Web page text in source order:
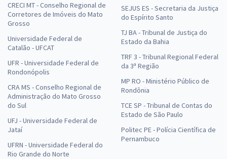
CRECI MT - Conselho Regional de
Corretores de Imóveis do Mato
Grosso
Universidade Federal de
Catalão - UFCAT
UFR - Universidade Federal de
Rondonópolis
CRA MS - Conselho Regional de
Administração do Mato Grosso
do Sul
UFJ - Universidade Federal de
Jataí
UFRN - Universidade Federal do
Rio Grande do Norte
SEJUS ES - Secretaria da Justiça
do Espírito Santo
TJ BA - Tribunal de Justiça do
Estado da Bahia
TRF 3 - Tribunal Regional Federal
da 3ª Região
MP RO - Ministério Público de
Rondônia
TCE SP - Tribunal de Contas do
Estado de São Paulo
Politec PE - Polícia Científica de
Pernambuco